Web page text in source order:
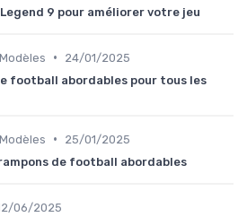
9 pour améliorer votre jeu
•
24/01/2025
football abordables pour tous les
•
25/01/2025
de football abordables
06/2025